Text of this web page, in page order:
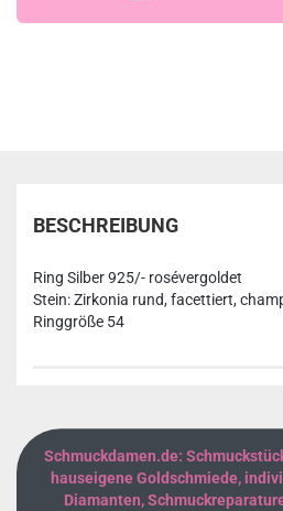
BESCHREIBUNG
Ring Silber 925/- rosévergoldet
Stein: Zirkonia rund, facettiert,
Ringgröße 54
Schmuckdamen.de:
hauseigene Goldschmiede,
Diamanten,